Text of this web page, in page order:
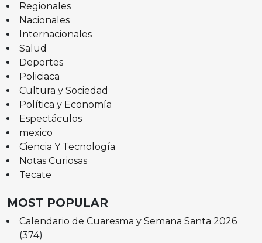
Regionales
Nacionales
Internacionales
Salud
Deportes
Policiaca
Cultura y Sociedad
Política y Economía
Espectáculos
mexico
Ciencia Y Tecnología
Notas Curiosas
Tecate
MOST POPULAR
Calendario de Cuaresma y Semana Santa 2026
(374)